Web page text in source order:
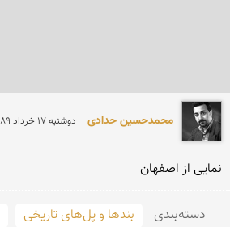
محمدحسین حدادی دوشنبه 17 خرداد 1389 | 17 سال پیش
نمایی از اصفهان
دسته‌بندی بندها و پل‌های تاریخی